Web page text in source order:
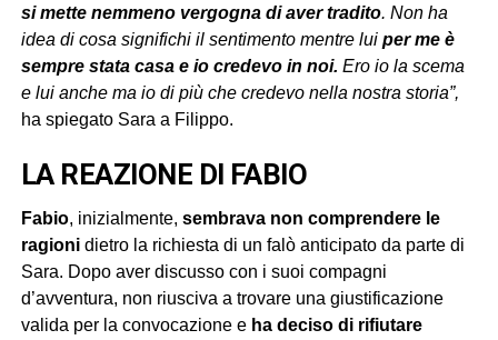
si mette nemmeno vergogna di aver tradito. Non ha
idea di cosa significhi il sentimento mentre lui per me è
sempre stata casa e io credevo in noi. Ero io la scema
e lui anche ma io di più che credevo nella nostra storia”,
ha spiegato Sara a Filippo.
LA REAZIONE DI FABIO
Fabio, inizialmente, sembrava non comprendere le
ragionidietro la richiesta di un falò anticipato da parte di
Sara. Dopo aver discusso con i suoi compagni
d’avventura, non riusciva a trovare una giustificazione
valida per la convocazione e ha deciso di rifiutare